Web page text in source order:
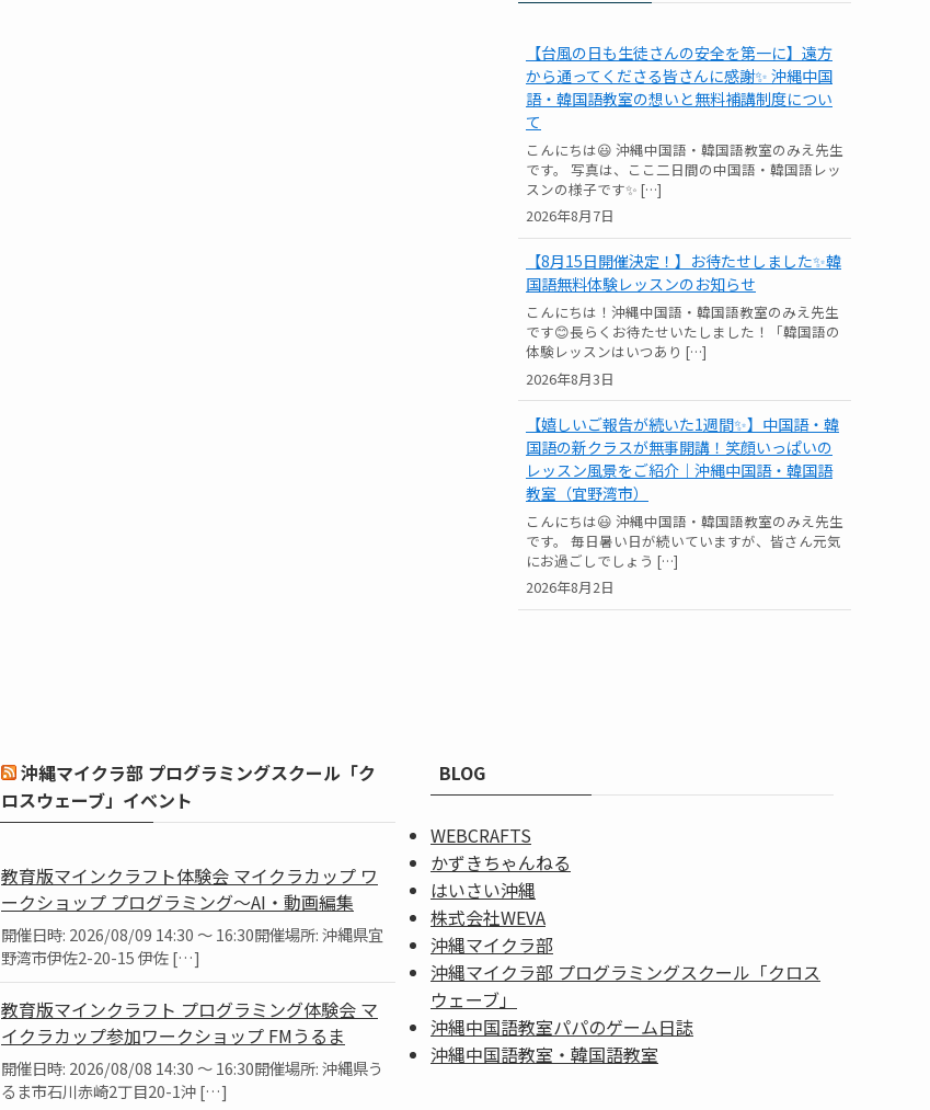
【台風の日も生徒さんの安全を第一に】遠方
から通ってくださる皆さんに感謝✨ 沖縄中国
語・韓国語教室の想いと無料補講制度につい
て
2026年8月7日
こんにちは😃 沖縄中国語・韓国語教室のみえ先生
です。 写真は、ここ二日間の中国語・韓国語レッ
スンの様子です✨ […]
【8月15日開催決定！】お待たせしました✨韓
国語無料体験レッスンのお知らせ
2026年8月3日
こんにちは！沖縄中国語・韓国語教室のみえ先生
です😊長らくお待たせいたしました！「韓国語の
体験レッスンはいつあり […]
【嬉しいご報告が続いた1週間✨】中国語・韓
国語の新クラスが無事開講！笑顔いっぱいの
レッスン風景をご紹介｜沖縄中国語・韓国語
教室（宜野湾市）
2026年8月2日
こんにちは😃 沖縄中国語・韓国語教室のみえ先生
です。 毎日暑い日が続いていますが、皆さん元気
にお過ごしでしょう […]
沖縄マイクラ部 プログラミングスクール「ク
ロスウェーブ」イベント
教育版マインクラフト体験会 マイクラカップ ワ
ークショップ プログラミング～AI・動画編集
開催日時: 2026/08/09 14:30 ～ 16:30開催場所: 沖縄県宜
野湾市伊佐2-20-15 伊佐 […]
教育版マインクラフト プログラミング体験会 マ
イクラカップ参加ワークショップ FMうるま
開催日時: 2026/08/08 14:30 ～ 16:30開催場所: 沖縄県う
るま市石川赤崎2丁目20-1沖 […]
BLOG
WEBCRAFTS
かずきちゃんねる
はいさい沖縄
株式会社WEVA
沖縄マイクラ部
沖縄マイクラ部 プログラミングスクール「クロス
ウェーブ」
沖縄中国語教室パパのゲーム日誌
沖縄中国語教室・韓国語教室